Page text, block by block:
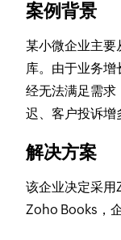
案例背景
某小微企业主要
库。由于业务增
经无法满足需求
迟、客户投诉增
解决方案
该企业决定采
Zoho Books，